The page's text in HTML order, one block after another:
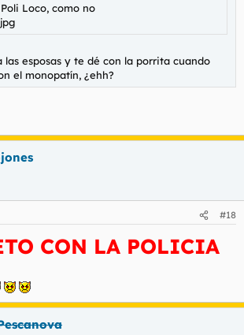
Loco, como no
las esposas y te dé con la porrita cuando
el monopatín, ¿ehh?
#18
CON LA POLICIA